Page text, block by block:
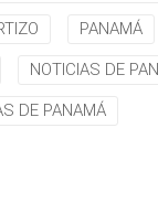
PANAMÁ
NOTICIAS DE
DE PANAMÁ